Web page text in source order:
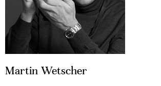
Martin Wetscher